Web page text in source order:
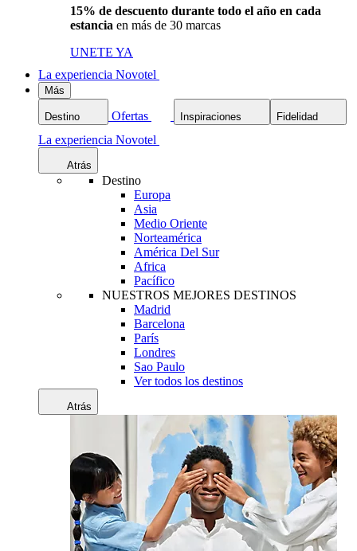
15% de descuento durante todo el año en cada
estancia en más de 30 marcas
UNETE YA
La experiencia Novotel
Más
Destino Ofertas Inspiraciones Fidelidad
La experiencia Novotel
Atrás
Destino
Europa
Asia
Medio Oriente
Norteamérica
América Del Sur
Africa
Pacífico
NUESTROS MEJORES DESTINOS
Madrid
Barcelona
París
Londres
Sao Paulo
Ver todos los destinos
Atrás